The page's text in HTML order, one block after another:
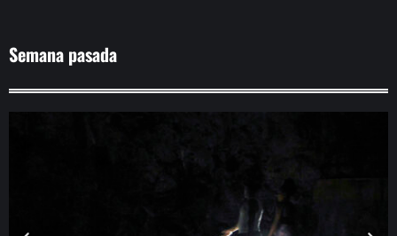
Semana pasada